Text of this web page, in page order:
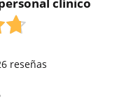
reseñas